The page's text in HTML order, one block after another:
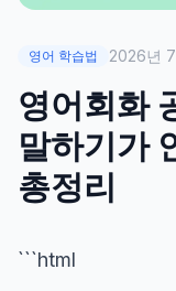
영어 학습법 2026년
영어회화
말하기가
총정리
```html